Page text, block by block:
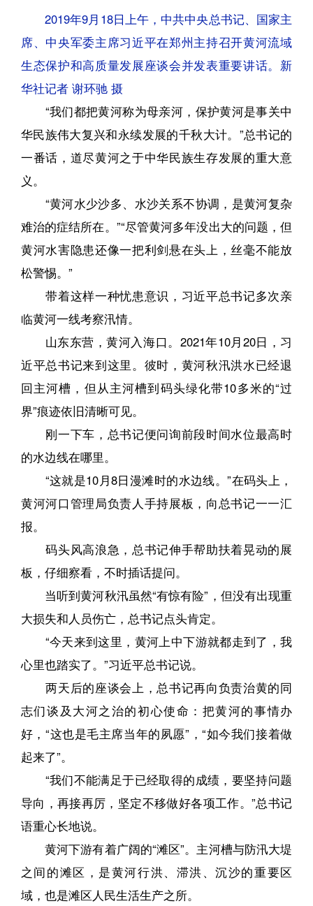
2019年9月18日上午，中共中央总书记、国家主
席、中央军委主席习近平在郑州主持召开黄河流域
生态保护和高质量发展座谈会并发表重要讲话。新
华社记者 谢环驰 摄
“我们都把黄河称为母亲河，保护黄河是事关中
华民族伟大复兴和永续发展的千秋大计。”总书记的
一番话，道尽黄河之于中华民族生存发展的重大意
义。
“黄河水少沙多、水沙关系不协调，是黄河复杂
难治的症结所在。”“尽管黄河多年没出大的问题，但
黄河水害隐患还像一把利剑悬在头上，丝毫不能放
松警惕。”
带着这样一种忧患意识，习近平总书记多次亲
临黄河一线考察汛情。
山东东营，黄河入海口。2021年10月20日，习
近平总书记来到这里。彼时，黄河秋汛洪水已经退
回主河槽，但从主河槽到码头绿化带10多米的“过
界”痕迹依旧清晰可见。
刚一下车，总书记便问询前段时间水位最高时
的水边线在哪里。
“这就是10月8日漫滩时的水边线。”在码头上，
黄河河口管理局负责人手持展板，向总书记一一汇
报。
码头风高浪急，总书记伸手帮助扶着晃动的展
板，仔细察看，不时插话提问。
当听到黄河秋汛虽然“有惊有险”，但没有出现重
大损失和人员伤亡，总书记点头肯定。
“今天来到这里，黄河上中下游就都走到了，我
心里也踏实了。”习近平总书记说。
两天后的座谈会上，总书记再向负责治黄的同
志们谈及大河之治的初心使命：把黄河的事情办
好，“这也是毛主席当年的夙愿”，“如今我们接着做
起来了”。
“我们不能满足于已经取得的成绩，要坚持问题
导向，再接再厉，坚定不移做好各项工作。”总书记
语重心长地说。
黄河下游有着广阔的“滩区”。主河槽与防汛大堤
之间的滩区，是黄河行洪、滞洪、沉沙的重要区
域，也是滩区人民生活生产之所。